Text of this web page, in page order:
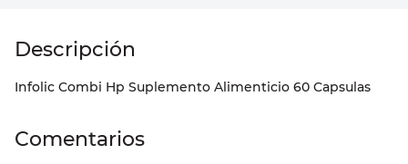
Infolic Combi Hp Suplemento Alimenticio 60 Capsulas
Comentarios